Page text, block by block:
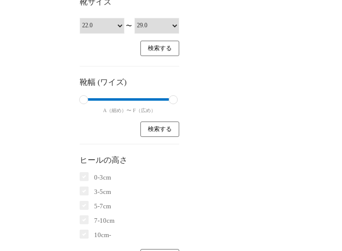
〜
靴幅 (ワイズ)
A（細め）〜 F（広め）
ヒールの高さ
0-3cm
3-5cm
5-7cm
7-10cm
10cm-